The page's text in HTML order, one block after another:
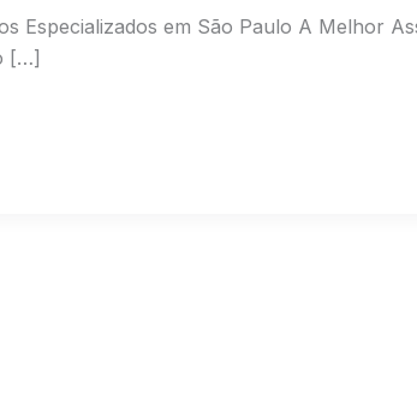
Especializados em São Paulo A Melhor
[…]